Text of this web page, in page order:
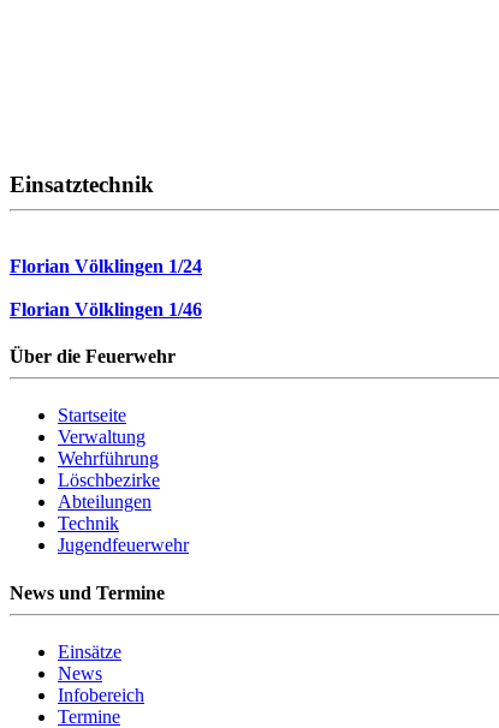
Einsatztechnik
Florian Völklingen 1/24
Florian Völklingen 1/46
Über die Feuerwehr
Startseite
Verwaltung
Wehrführung
Löschbezirke
Abteilungen
Technik
Jugendfeuerwehr
News und Termine
Einsätze
News
Infobereich
Termine